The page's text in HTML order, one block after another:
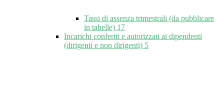
Tassi di assenza trimestrali (da pubblicare
in tabelle) 17
Incarichi conferiti e autorizzati ai dipendenti
(dirigenti e non dirigenti) 5